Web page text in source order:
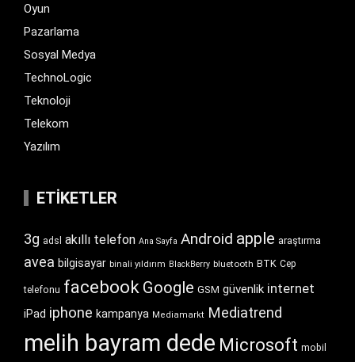
Oyun
Pazarlama
Sosyal Medya
TechnoLogic
Teknoloji
Telekom
Yazılım
ETIKETLER
3g adsl akıllı telefon Ana Sayfa Android apple araştırma
avea bilgisayar binali yıldırım BlackBerry bluetooth BTK Cep
telefonu facebook Google GSM güvenlik internet
iPad iphone kampanya Mediamarkt Mediatrend
melih bayram dede Microsoft mobil